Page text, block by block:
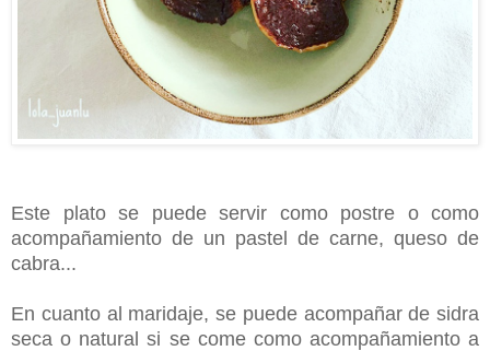
Este plato se puede servir como postre o como
acompañamiento de un pastel de carne, queso de
cabra...
En cuanto al maridaje, se puede acompañar de sidra
seca o natural si se come como acompañamiento a